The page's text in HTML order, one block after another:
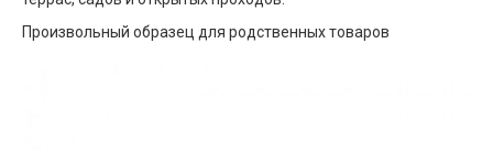
Произвольный образец для родственных товаров